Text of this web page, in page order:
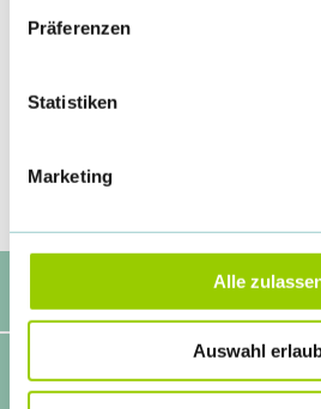
Präferenzen
Statistiken
Marketing
Alle
Auswahl
überspringen
Start